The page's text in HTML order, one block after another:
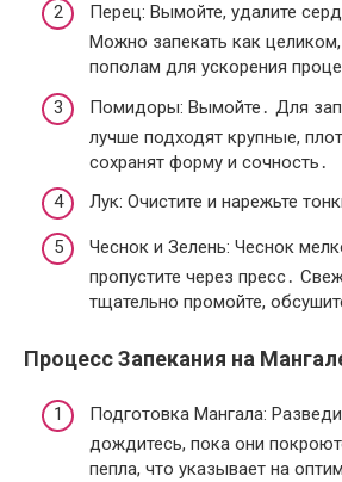
Перец: Вымойте, удалите
Можно запекать как
пополам для ускорения
Помидоры: Вымойте․ Для
лучше подходят крупные,
сохранят форму и сочность․
Лук: Очистите и нарежьте
Чеснок и Зелень: Чеснок
пропустите через пресс․
тщательно промойте,
Процесс Запекания на
Подготовка Мангала:
дождитесь, пока они
пепла, что указывает на